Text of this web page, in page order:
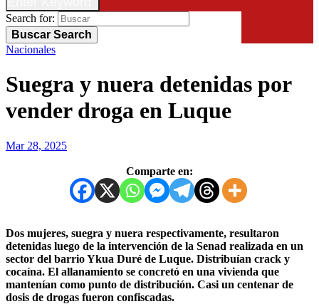
Search for:
Buscar Search
Nacionales
Suegra y nuera detenidas por
vender droga en Luque
Mar 28, 2025
Comparte en:
Dos mujeres, suegra y nuera respectivamente, resultaron
detenidas luego de la intervención de la Senad realizada en un
sector del barrio Ykua Duré de Luque. Distribuían crack y
cocaína. El allanamiento se concretó en una vivienda que
mantenían como punto de distribución. Casi un centenar de
dosis de drogas fueron confiscadas.